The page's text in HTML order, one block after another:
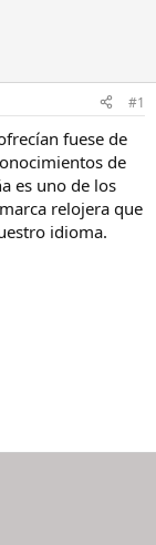
#1
fuese de
de
es uno de los
relojera que
idioma.